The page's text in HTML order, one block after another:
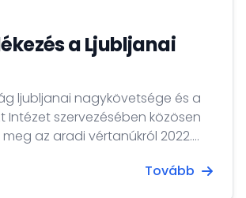
a Ljubljanai
ljubljanai nagykövetsége és a
Intézet szervezésében közösen
az aradi vértanúkról 2022.
Magyarország első felelős
Tovább